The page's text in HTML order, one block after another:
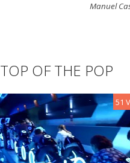
Manuel
TOP OF THE POP
51